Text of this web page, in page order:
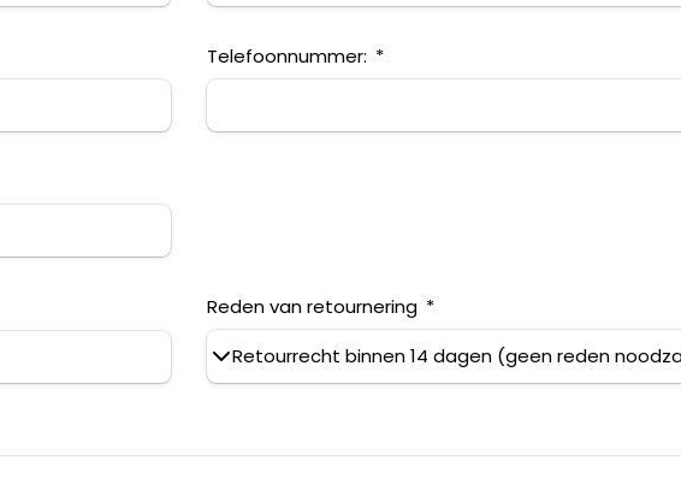
Telefoonnummer:
Reden van retournering